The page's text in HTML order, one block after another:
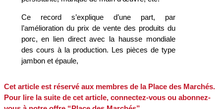
Ce record s’explique d’une part, par
l’amélioration du prix de vente des produits du
porc, en lien direct avec la hausse mondiale
des cours à la production. Les pièces de type
jambon et épaule,
Cet article est réservé aux membres de la Place des Marchés.
Pour lire la suite de cet article, connectez-vous ou abonnez-